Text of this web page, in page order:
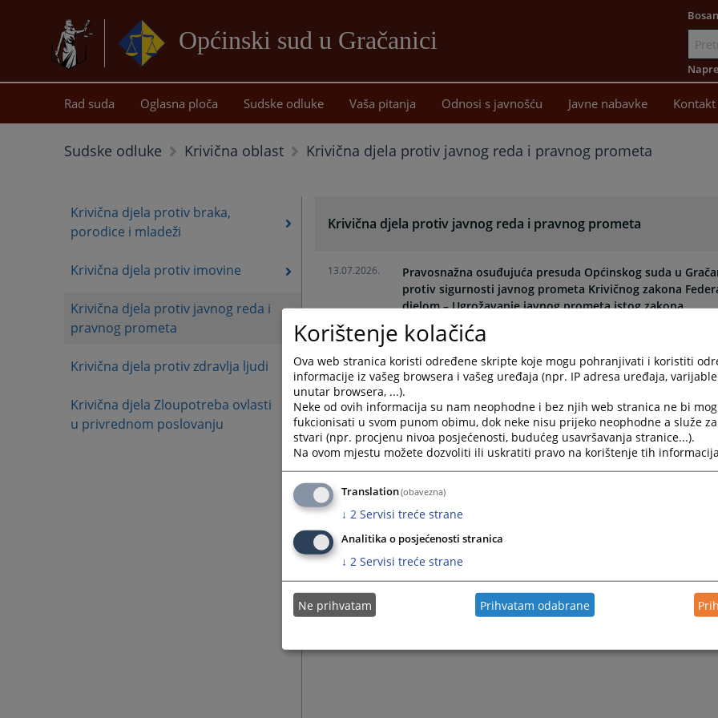
Općinski sud u Gračanici
sadržaj
Rad suda Oglasna ploča Sudske odluke Vaša pitanja Odnosi s javnošću Javne nabavke Kontakt
Sudske odluke Krivična oblast Krivična djela protiv javnog reda i pravnog prometa
Krivična djela protiv braka,
porodice i mladeži
Krivična djela protiv imovine
Krivična djela protiv javnog reda i
pravnog prometa
Krivična djela protiv zdravlja ljudi
Krivična djela Zloupotreba ovlasti
u privrednom poslovanju
Krivična djela protiv javnog reda i pravnog prometa
13.07.2026.
Pravosnažna osuđujuća presuda Općinskog suda u
protiv sigurnosti javnog prometa Krivičnog zakona
djelom – Ugrožavanje javnog prometa istog zakona
13.07.2026.
Pravosnažna osuđujuća presuda Općinskog suda u
iz člana 172. stav 1. u vezi sa članom 28. Krivičnog
13.07.2026.
Pravosnažna osuđujuća presuda Općinskog suda u
Krivičnog zakona Federacije Bosne i Hercegovine
13.07.2026.
Pravosnažna osuđujuća presuda Općinskog suda u
protiv sigurnosti javnog prometa Krivičnog zakona
16.12.2024. Pravosnažna oslobađajuća presuda Općinskog suda u
Pravosnažna presuda Općinskog suda u Gračanici
javnog prometa
Korištenje kolačića
Ova web stranica koristi određene skripte koje mogu pohranjivati i koristiti
informacije iz vašeg browsera i vašeg uređaja (npr. IP adresa uređaja,
unutar browsera, ...).
Neke od ovih informacija su nam neophodne i bez njih web stranica ne bi
fukcionisati u svom punom obimu, dok neke nisu prijeko neophodne a služe
stvari (npr. procjenu nivoa posjećenosti, budućeg usavršavanja stranice...).
Na ovom mjestu možete dozvoliti ili uskratiti pravo na korištenje tih
Translation(obavezna)
↓ 2 Servisi treće strane
Analitika o posjećenosti stranica
↓ 2 Servisi treće strane
Ne prihvatam Prihvatam odabrane